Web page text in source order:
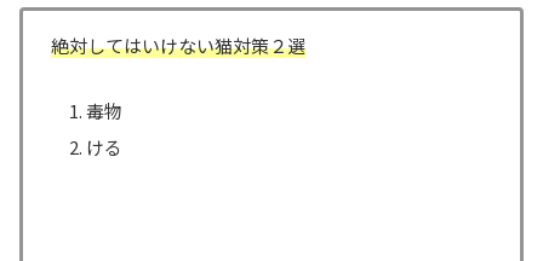
絶対してはいけない猫対策２選
毒物
ける